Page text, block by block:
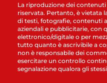
La riproduzione dei contenuti
riservata. Pertanto, è vietata
di testi, fotografie, contenuti
aziendali e pubblicitarie, con
elettronico/digitale o per
tutto quanto è ascrivibile a
non è responsabile dei
esercitare un controllo
segnalazione qualora gli